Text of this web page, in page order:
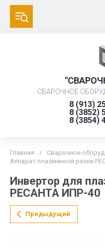
СВАРОЧНОЕ
8 (913)
8 (3852)
8 (3854)
Главная / Сварочное
Аппарат плазменной резки
Инвертор для
РЕСАНТА ИПР-40
Предыдущий